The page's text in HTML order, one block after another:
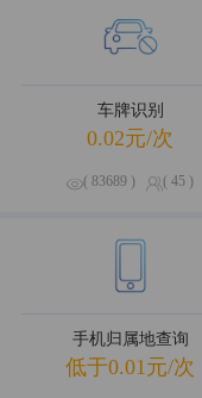
车牌识别
0.02元/次
( 83689 ) ( 45 )
手机归属地查询
低于0.01元/次